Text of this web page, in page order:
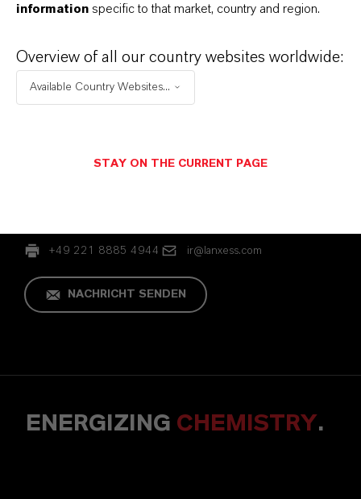
Kontakt
Investor Relations
uns erhalten? Dann registrieren Sie sich für
+49 221 8885 4944 ir@lanxess.com
NACHRICHT SENDEN
ENERGIZING CHEMISTRY.
information specific to that market, country and region.
Overview of all our country websites worldwide:
Available Country Websites...
STAY ON THE CURRENT PAGE